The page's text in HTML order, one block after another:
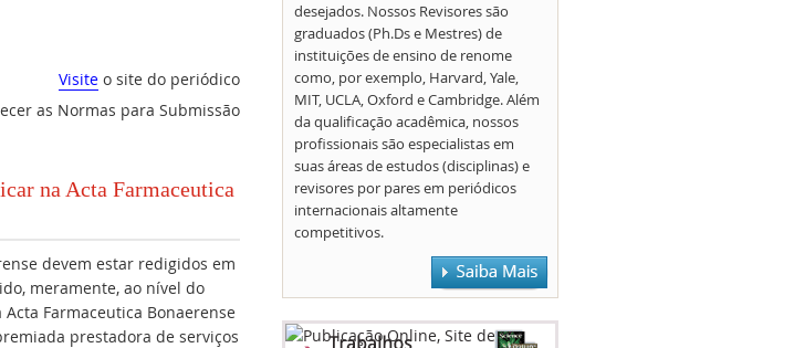
Visite o site do periódico
as Normas para Submissão
na Acta Farmaceutica
devem estar redigidos em
meramente, ao nível do
Farmaceutica Bonaerense
prestadora de serviços
desejados. Nossos Revisores são
graduados (Ph.Ds e Mestres) de
instituições de ensino de renome
como, por exemplo, Harvard, Yale,
MIT, UCLA, Oxford e Cambridge. Além
da qualificação acadêmica, nossos
profissionais são especialistas em
suas áreas de estudos (disciplinas) e
revisores por pares em periódicos
internacionais altamente
competitivos.